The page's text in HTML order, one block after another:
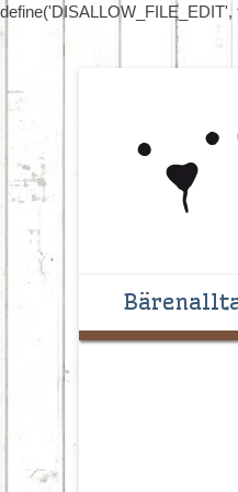
The
Primäres
Inhalt
springen